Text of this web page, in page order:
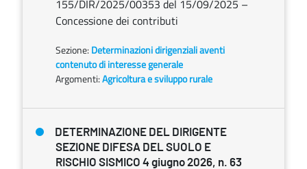
155/DIR/2025/00353 del 15/09/2025 –
Concessione dei contributi
Sezione: Determinazioni dirigenziali aventi
contenuto di interesse generale
Argomenti:Agricoltura e sviluppo rurale
DETERMINAZIONE DEL DIRIGENTE
SEZIONE DIFESA DEL SUOLO E
RISCHIO SISMICO 4 giugno 2026, n. 63